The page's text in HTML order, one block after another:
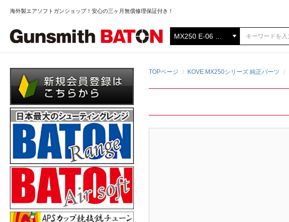
海外製エアソフトガンショップ！安心の三ヶ月無償修理保証付き！
TOPページ KOVE MX250シリーズ 純正パーツ